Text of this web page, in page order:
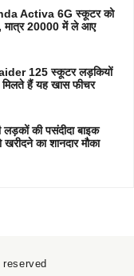
Activa 6G स्कूटर को
मात्र 20000 में ले आए
125 स्कूटर लड़कियों
हैं यह खास फीचर
की पसंदीदा बाइक
का शानदार मौका